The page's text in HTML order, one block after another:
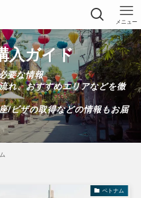
メニュー
入ガイド
要な情報
れ、おすすめエリアなどを徹
/ビザの取得などの情報もお届
ベトナム